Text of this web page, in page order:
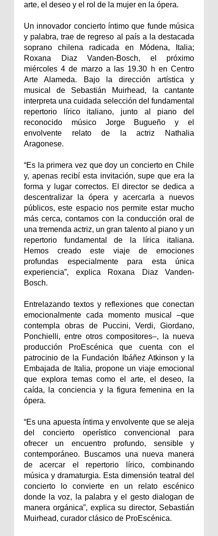
arte, el deseo y el rol de la mujer en la ópera.
Un innovador concierto íntimo que funde música
y palabra, trae de regreso al país a la destacada
soprano chilena radicada en Módena, Italia;
Roxana Diaz Vanden-Bosch, el próximo
miércoles 4 de marzo a las 19.30 h en Centro
Arte Alameda. Bajo la dirección artística y
musical de Sebastián Muirhead, la cantante
interpreta una cuidada selección del fundamental
repertorio lírico italiano, junto al piano del
reconocido músico Jorge Bugueño y el
envolvente relato de la actriz Nathalia
Aragonese.
“Es la primera vez que doy un concierto en Chile
y, apenas recibí esta invitación, supe que era la
forma y lugar correctos. El director se dedica a
descentralizar la ópera y acercarla a nuevos
públicos, este espacio nos permite estar mucho
más cerca, contamos con la conducción oral de
una tremenda actriz, un gran talento al piano y un
repertorio fundamental de la lírica italiana.
Hemos creado este viaje de emociones
profundas especialmente para esta única
experiencia”, explica Roxana Diaz Vanden-
Bosch.
Entrelazando textos y reflexiones que conectan
emocionalmente cada momento musical –que
contempla obras de Puccini, Verdi, Giordano,
Ponchielli, entre otros compositores–, la nueva
producción ProEscénica que cuenta con el
patrocinio de la Fundación Ibáñez Atkinson y la
Embajada de Italia, propone un viaje emocional
que explora temas como el arte, el deseo, la
caída, la conciencia y la figura femenina en la
ópera.
“Es una apuesta íntima y envolvente que se aleja
del concierto operístico convencional para
ofrecer un encuentro profundo, sensible y
contemporáneo. Buscamos una nueva manera
de acercar el repertorio lírico, combinando
música y dramaturgia. Esta dimensión teatral del
concierto lo convierte en un relato escénico
donde la voz, la palabra y el gesto dialogan de
manera orgánica”, explica su director, Sebastián
Muirhead, curador clásico de ProEscénica.